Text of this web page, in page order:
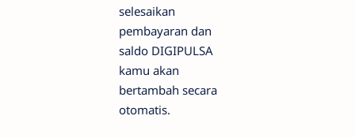
selesaikan
pembayaran dan
saldo DIGIPULSA
kamu akan
bertambah secara
otomatis.